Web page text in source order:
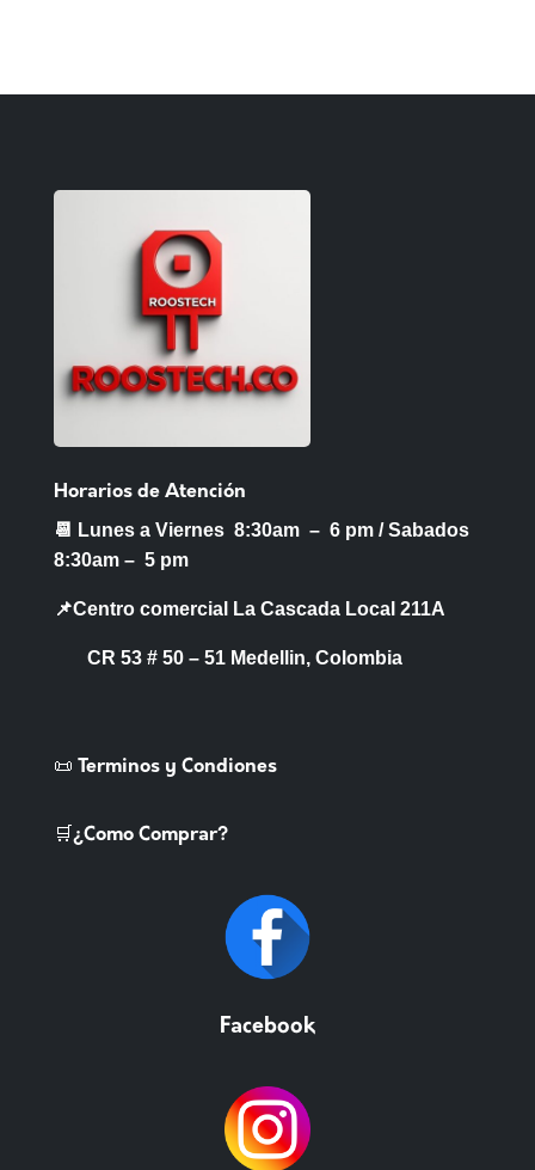
Horarios de Atención
📆 Lunes a Viernes 8:30am – 6 pm /Sabados
8:30am – 5 pm
📌Centro comercial La Cascada Local 211A
CR 53 # 50 – 51 Medellin, Colombia
📜 Terminos y Condiones
🛒¿Como Comprar?
Facebook